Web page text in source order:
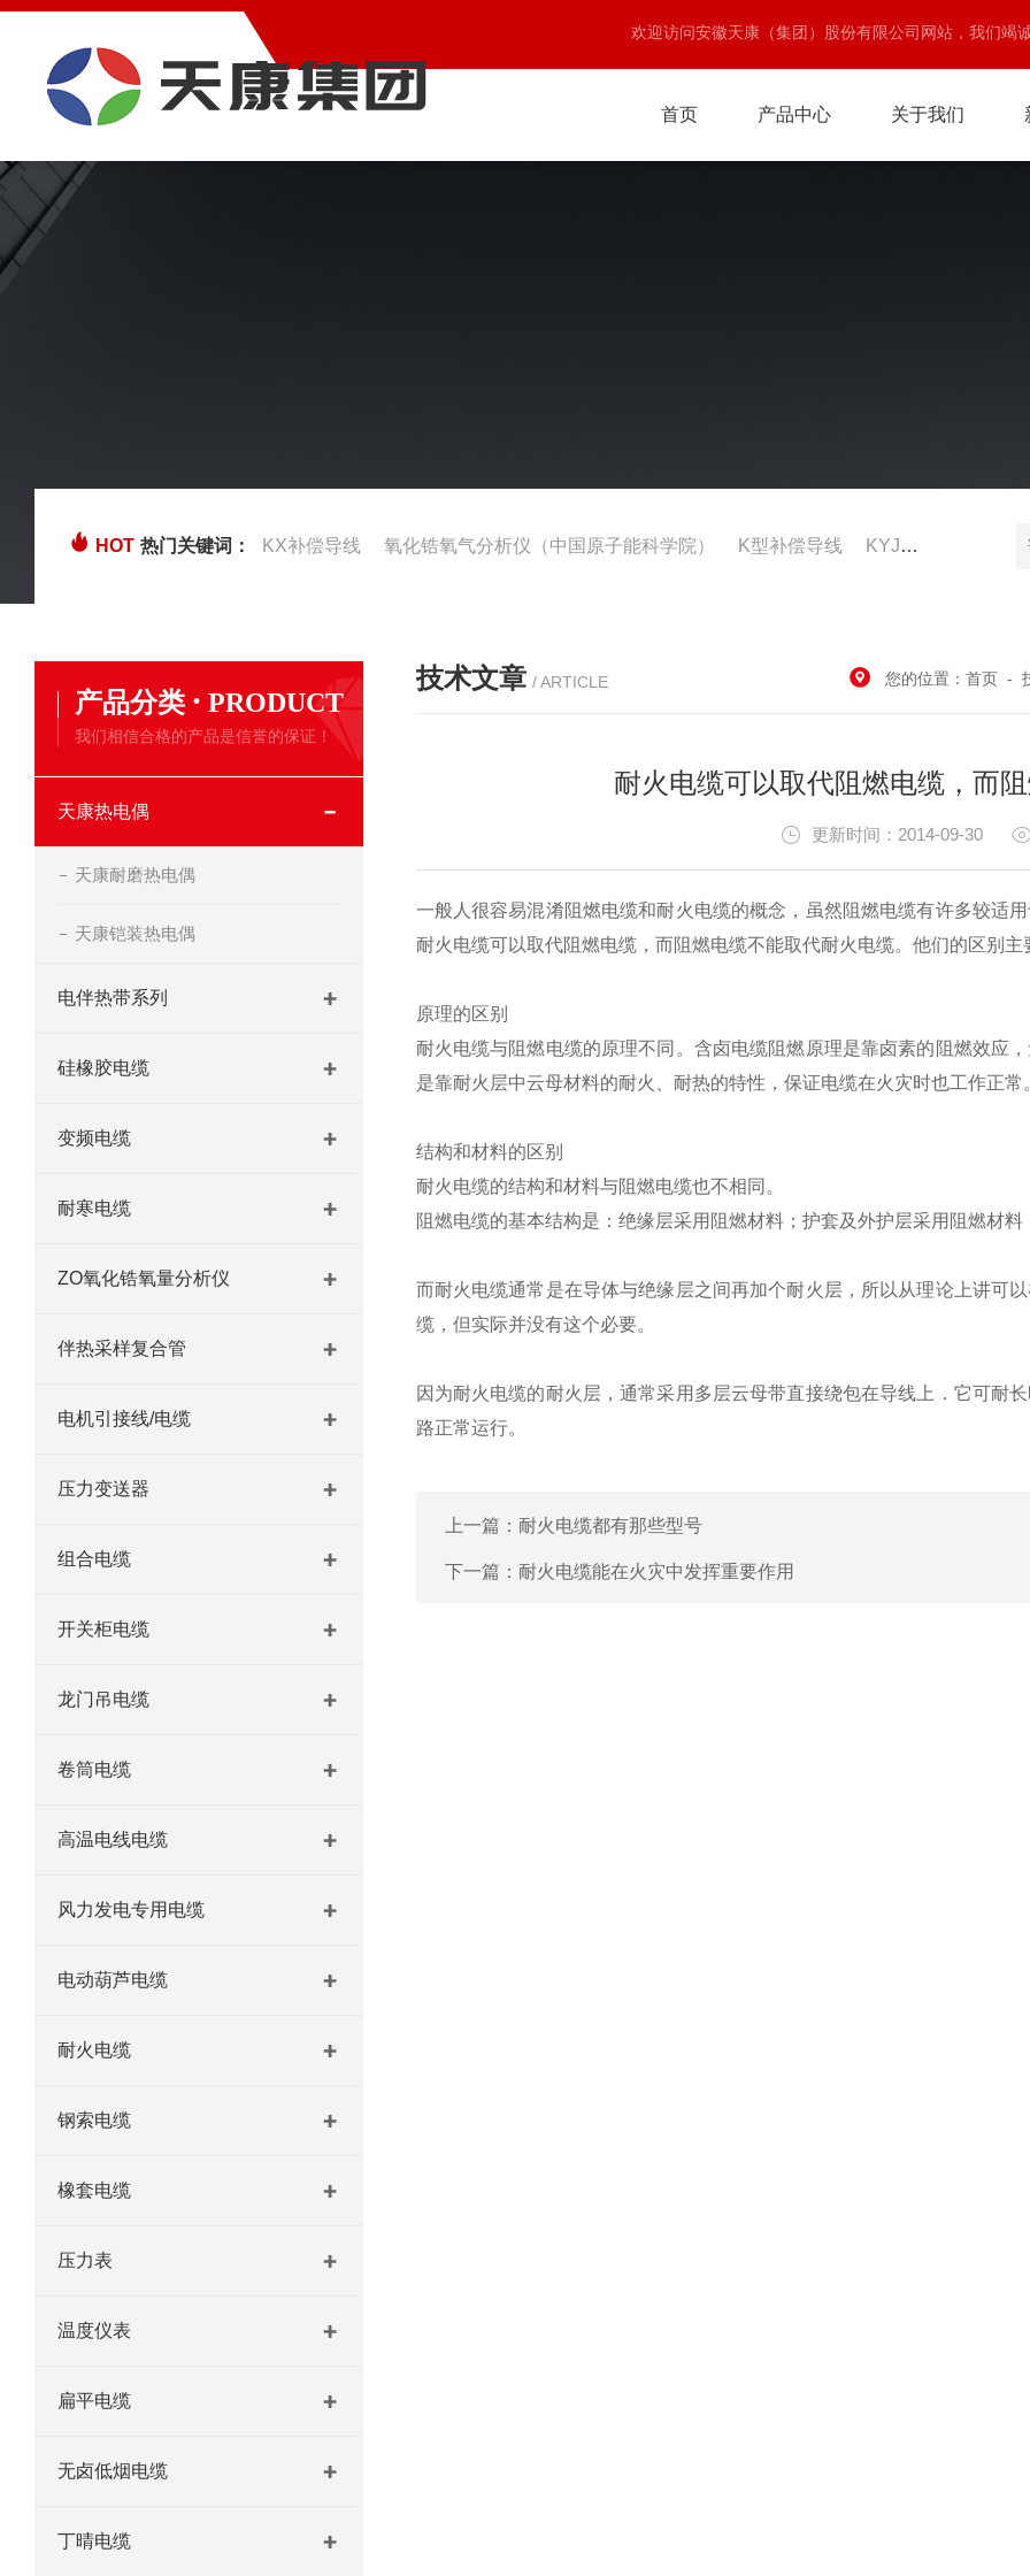
欢迎访问安徽天康（集团）股份有限公司网站，我们竭
首页 产品中心 关于我们
HOT 热门关键词： KX补偿导线 氧化锆氧气分析仪（中国原子能科学院） K型补偿导线 KYJV22控制电缆供应
产品分类 · PRODUCT
我们相信合格的产品是信誉的保证！
天康热电偶
天康耐磨热电偶
天康铠装热电偶
电伴热带系列
硅橡胶电缆
变频电缆
耐寒电缆
ZO氧化锆氧量分析仪
伴热采样复合管
电机引接线/电缆
压力变送器
组合电缆
开关柜电缆
龙门吊电缆
卷筒电缆
高温电线电缆
风力发电专用电缆
电动葫芦电缆
耐火电缆
钢索电缆
橡套电缆
压力表
温度仪表
扁平电缆
无卤低烟电缆
丁晴电缆
技术文章 / ARTICLE 您的位置： 首页 -
耐火电缆可以取代阻燃电缆，而
更新时间：2014-09-30
一般人很容易混淆阻燃电缆和耐火电缆的概念，虽然阻燃电缆有许多较适
耐火电缆可以取代阻燃电缆，而阻燃电缆不能取代耐火电缆。他们的区别主
原理的区别
耐火电缆与阻燃电缆的原理不同。含卤电缆阻燃原理是靠卤素的阻燃效应
是靠耐火层中云母材料的耐火、耐热的特性，保证电缆在火灾时也工作正常
结构和材料的区别
耐火电缆的结构和材料与阻燃电缆也不相同。
阻燃电缆的基本结构是：绝缘层采用阻燃材料；护套及外护层采用阻燃材
而耐火电缆通常是在导体与绝缘层之间再加个耐火层，所以从理论上讲可
缆，但实际并没有这个必要。
因为耐火电缆的耐火层，通常采用多层云母带直接绕包在导线上．它可耐
路正常运行。
上一篇： 耐火电缆都有那些型号
下一篇： 耐火电缆能在火灾中发挥重要作用